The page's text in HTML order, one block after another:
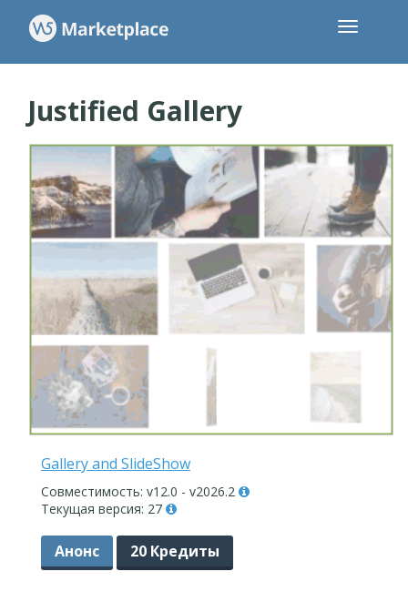
Justified Gallery
Gallery and SlideShow
Совместимость: v12.0 - v2026.2
Текущая версия: 27
Анонс 20 Кредиты